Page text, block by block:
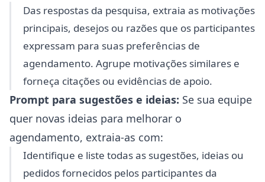
Das respostas da pesquisa, extraia as motivações
principais, desejos ou razões que os participantes
expressam para suas preferências de
agendamento. Agrupe motivações similares e
forneça citações ou evidências de apoio.
Prompt para sugestões e ideias: Se sua equipe
quer novas ideias para melhorar o
agendamento, extraia-as com:
Identifique e liste todas as sugestões, ideias ou
pedidos fornecidos pelos participantes da